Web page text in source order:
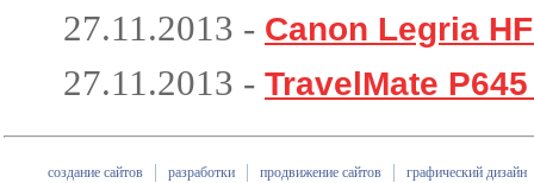
27.11.2013 - Canon Legria
27.11.2013 - TravelMate
создание сайтов разработки продвижение сайтов графический дизайн